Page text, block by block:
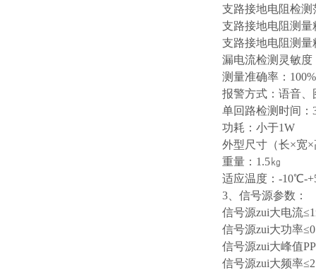
支路接地电阻检
支路接地电阻测量
支路接地电阻测
漏电流检测灵敏度
测量准确率：100%
报警方式：语音
单回路检测时间：
功耗：小于1W
外型尺寸（长×宽×
重量：1.5㎏
适应温度：-10℃-
3、信号源参数：
信号源zui大电流
信号源zui大功率
信号源zui大峰值
信号源zui大频率